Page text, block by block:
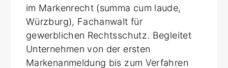
im Markenrecht (summa cum laude,
Würzburg), Fachanwalt für
gewerblichen Rechtsschutz. Begleitet
Unternehmen von der ersten
Markenanmeldung bis zum Verfahren